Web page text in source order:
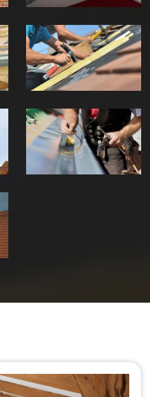
Réparation de
toiture 39
Jura
Travaux de
zinguerie 39
Jura